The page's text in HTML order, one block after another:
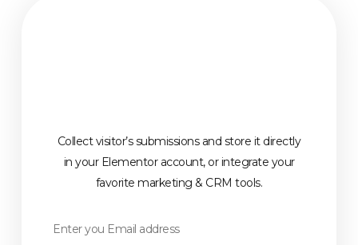
Collect visitor’s submissions and store it directly
in your Elementor account, or integrate your
favorite marketing & CRM tools.